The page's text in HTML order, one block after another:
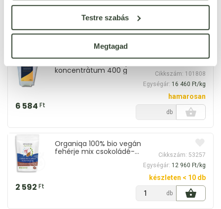
Testre szabás
Megtagad
db
Natura tejsavó fehérje
koncentrátum 400 g
Cikkszám: 101808
Egységár: 16 460 Ft/kg
6 584 Ft
hamarosan
db
Organiqa 100% bio vegán
fehérje mix csokoládé-
Cikkszám: 53257
Egységár: 12 960 Ft/kg
2 592 Ft
készleten < 10 db
db